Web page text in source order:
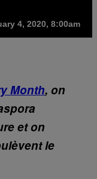
4, 2020, 8:00am
Month, on
et on
le